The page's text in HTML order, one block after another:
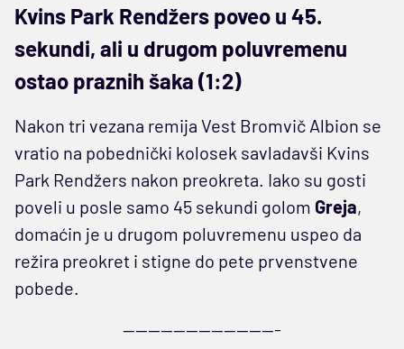
Kvins Park Rendžers poveo u 45.
sekundi, ali u drugom poluvremenu
ostao praznih šaka (1:2)
Nakon tri vezana remija Vest Bromvič Albion se
vratio na pobednički kolosek savladavši Kvins
Park Rendžers nakon preokreta. Iako su gosti
poveli u posle samo 45 sekundi golom Greja,
domaćin je u drugom poluvremenu uspeo da
režira preokret i stigne do pete prvenstvene
pobede.
-------------------------